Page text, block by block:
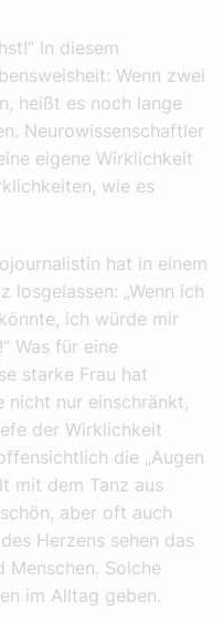
In diesem
Wenn zwei
heißt es noch lange
Neurowissenschaftler
eigene Wirklichkeit
wie es
hat in einem
losgelassen: „Wenn ich
ich würde mir
Was für eine
starke Frau hat
nicht nur einschränkt,
der Wirklichkeit
die „Augen
mit dem Tanz aus
aber oft auch
Herzens sehen das
Menschen. Solche
im Alltag geben.